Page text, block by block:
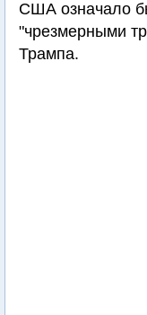
США означало
"чрезмерными
Трампа.